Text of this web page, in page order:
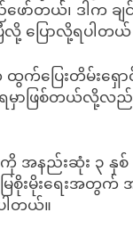
တယ်၊ ဒါက ချင်
ြီလို့ ပြောလို့ရပါ
ထွက်ပြေးတိမ်းရှ
ာဖြစ်တယ်လို့လည်း
အနည်းဆုံး ၃ နှစ်
ေစိုးမိုးရေးအတွက်
တယ်။